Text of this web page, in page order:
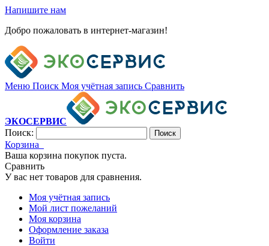
Напишите нам
Добро пожаловать в интернет-магазин!
Меню Поиск Моя учётная запись Сравнить
ЭКОСЕРВИС
Поиск:
Поиск
Корзина
Ваша корзина покупок пуста.
Сравнить
У вас нет товаров для сравнения.
Моя учётная запись
Мой лист пожеланий
Моя корзина
Оформление заказа
Войти